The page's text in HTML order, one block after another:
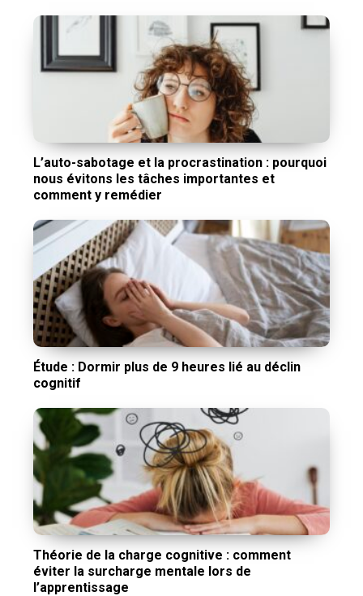
L’auto-sabotage et la procrastination : pourquoi
nous évitons les tâches importantes et
comment y remédier
Étude : Dormir plus de 9 heures lié au déclin
cognitif
Théorie de la charge cognitive : comment
éviter la surcharge mentale lors de
l’apprentissage